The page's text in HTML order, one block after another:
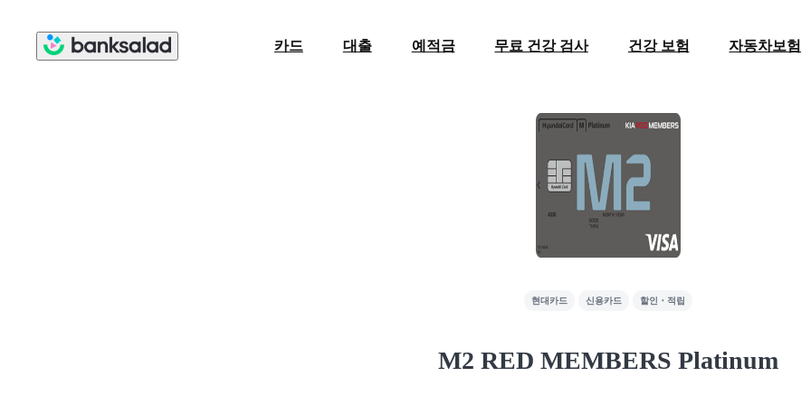
카드 대출 예적금 무료 건강 검사 건강 보험 자동차보험
현대카드 신용카드 할인・적립
M2 RED MEMBERS Platinum